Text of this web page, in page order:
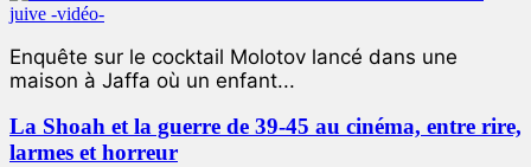
Enquête sur le cocktail Molotov lancé dans une
maison à Jaffa où un enfant...
La Shoah et la guerre de 39-45 au cinéma, entre rire,
larmes et horreur